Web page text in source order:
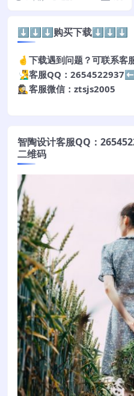
⬇️⬇️⬇️购买下载⬇️⬇️⬇️
🤞下载遇到问题？可联系客
🧏‍♂️客服QQ：
🕵️‍♀️客服微信：ztsjs2005
智陶设计客服QQ：
二维码